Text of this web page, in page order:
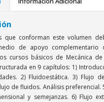
que conforman este volumen
de apoyo complementario
cursos básicos de Mecánica
en 9 capítulos: 1)
2) Fluidoestática. 3) Flujo
de fluidos. Análisis preferencial.
y semejanzas. 6) Flujo